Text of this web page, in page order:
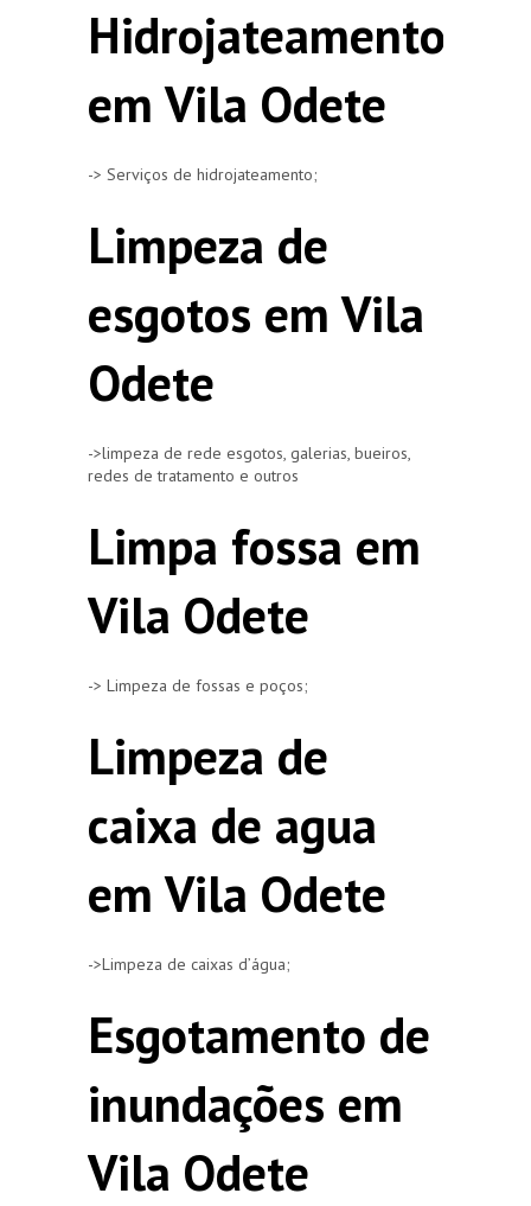
Hidrojateamento
em Vila Odete
-> Serviços de hidrojateamento;
Limpeza de
esgotos em Vila
Odete
->limpeza de rede esgotos, galerias, bueiros,
redes de tratamento e outros
Limpa fossa em
Vila Odete
-> Limpeza de fossas e poços;
Limpeza de
caixa de agua
em Vila Odete
->Limpeza de caixas d’água;
Esgotamento de
inundações em
Vila Odete